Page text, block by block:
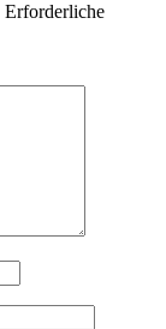
Erforderliche